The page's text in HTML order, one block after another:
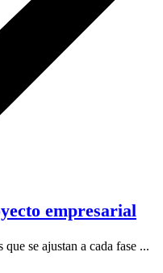
empresarial
se ajustan a cada fase ...